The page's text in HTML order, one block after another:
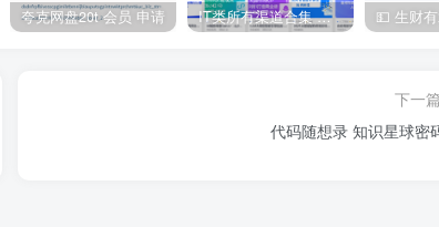
夸克网盘20t 会员 申请 IT类所有渠道合集 持续日更，目前近四千多条资源 年费用户微信私信获取权限
下一
代码随想录 知识星球密